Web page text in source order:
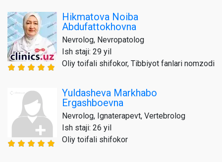
Hikmatova Noiba
Abdufattokhovna
Nevrolog, Nevropatolog
Ish staji: 29 yil
Oliy toifali shifokor, Tibbiyot fanlari nomzodi
Yuldasheva Markhabo
Ergashboevna
Nevrolog, Ignaterapevt, Vertebrolog
Ish staji: 26 yil
Oliy toifali shifokor